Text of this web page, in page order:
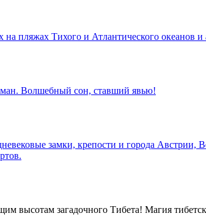
пляжах Тихого и Атлантического океанов
Волшебный сон, ставший явью!
замки, крепости и города
высотам загадочного Тибета! Магия